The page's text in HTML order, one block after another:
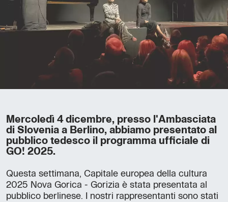
Mercoledì 4 dicembre, presso l'Ambasciata
di Slovenia a Berlino, abbiamo presentato al
pubblico tedesco il programma ufficiale di
GO! 2025.
Questa settimana, Capitale europea della cultura
2025 Nova Gorica - Gorizia è stata presentata al
pubblico berlinese. I nostri rappresentanti sono stati